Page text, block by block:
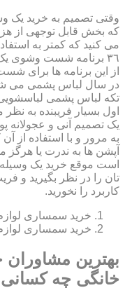
وقتی تصمیم به خرید یک
که بخش قابل توجهی از
می کنید که کمتر به
٣٦ برنامه شست وشوی
از این برنامه ها برای
در سال لباس پشمی می
تکه لباس پشمی
اول بسیار فریبنده به
یک تصمیم آنی و عجولانه
به مرور و با استفاده از
آپشن ها به ندرت یا هرگز
است موقع خرید یک
تان را در نظر بگیرید و
کاربرد را نخورید.
خرید سمساری
خرید سمساری
بهترین
خانگی چه